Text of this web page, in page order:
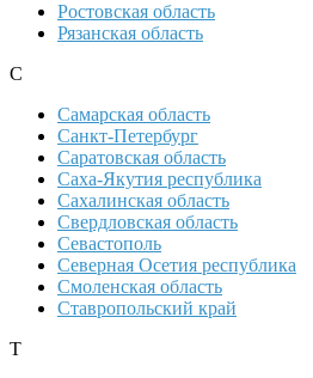
Ростовская область
Рязанская область
С
Самарская область
Санкт-Петербург
Саратовская область
Саха-Якутия республика
Сахалинская область
Свердловская область
Севастополь
Северная Осетия республика
Смоленская область
Ставропольский край
Т